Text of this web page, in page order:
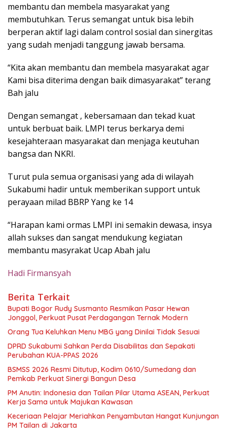
membantu dan membela masyarakat yang
membutuhkan. Terus semangat untuk bisa lebih
berperan aktif lagi dalam control sosial dan sinergitas
yang sudah menjadi tanggung jawab bersama.
“Kita akan membantu dan membela masyarakat agar
Kami bisa diterima dengan baik dimasyarakat” terang
Bah jalu
Dengan semangat , kebersamaan dan tekad kuat
untuk berbuat baik. LMPI terus berkarya demi
kesejahteraan masyarakat dan menjaga keutuhan
bangsa dan NKRI.
Turut pula semua organisasi yang ada di wilayah
Sukabumi hadir untuk memberikan support untuk
perayaan milad BBRP Yang ke 14
“Harapan kami ormas LMPI ini semakin dewasa, insya
allah sukses dan sangat mendukung kegiatan
membantu masyrakat Ucap Abah jalu
Hadi Firmansyah
Berita Terkait
Bupati Bogor Rudy Susmanto Resmikan Pasar Hewan
Jonggol, Perkuat Pusat Perdagangan Ternak Modern
Orang Tua Keluhkan Menu MBG yang Dinilai Tidak Sesuai
DPRD Sukabumi Sahkan Perda Disabilitas dan Sepakati
Perubahan KUA-PPAS 2026
BSMSS 2026 Resmi Ditutup, Kodim 0610/Sumedang dan
Pemkab Perkuat Sinergi Bangun Desa
PM Anutin: Indonesia dan Tailan Pilar Utama ASEAN, Perkuat
Kerja Sama untuk Majukan Kawasan
Keceriaan Pelajar Meriahkan Penyambutan Hangat Kunjungan
PM Tailan di Jakarta